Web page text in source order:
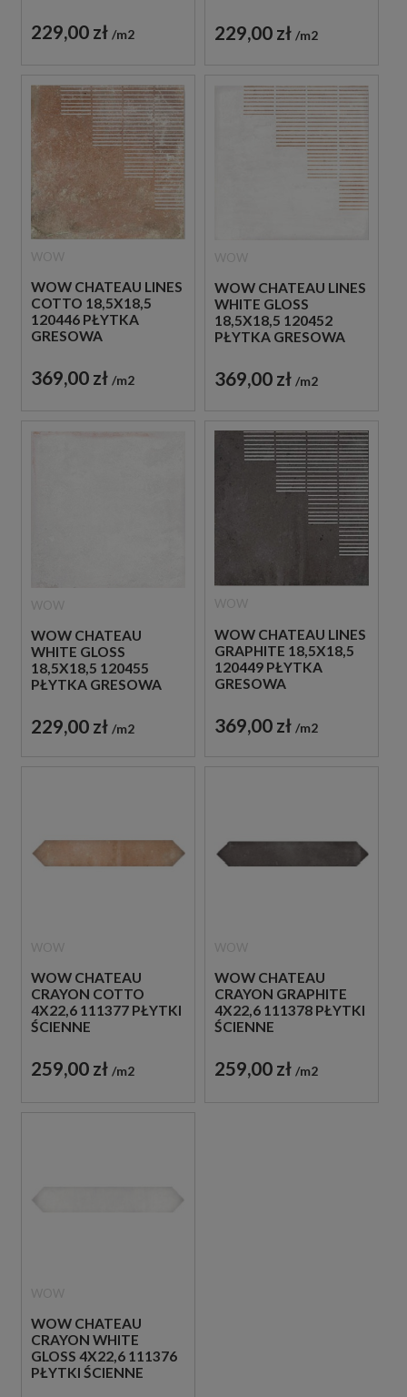
229,00 zł m2 229,00 zł m2
WOW CHATEAU LINES
COTTO 18,5X18,5
120446 PŁYTKA
GRESOWA
369,00 zł m2
WOW CHATEAU LINES
WHITE GLOSS
18,5X18,5 120452
PŁYTKA GRESOWA
369,00 zł m2
WOW CHATEAU
WHITE GLOSS
18,5X18,5 120455
PŁYTKA GRESOWA
229,00 zł m2
WOW CHATEAU LINES
GRAPHITE 18,5X18,5
120449 PŁYTKA
GRESOWA
369,00 zł m2
WOW CHATEAU
CRAYON COTTO
4X22,6 111377 PŁYTKI
ŚCIENNE
259,00 zł m2
WOW CHATEAU
CRAYON GRAPHITE
4X22,6 111378 PŁYTKI
ŚCIENNE
259,00 zł m2
WOW CHATEAU
CRAYON WHITE
GLOSS 4X22,6 111376
PŁYTKI ŚCIENNE